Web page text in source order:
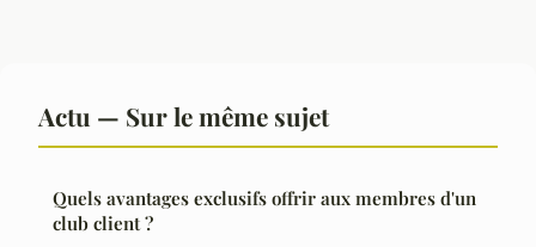
Actu — Sur le même sujet
Quels avantages exclusifs offrir aux membres d'un
club client ?